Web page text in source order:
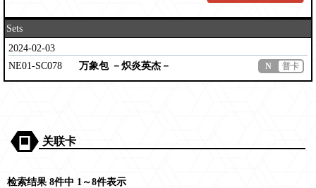
Sets
2024-02-03
NE01-SC078
万象包 －炽炎英杰－ N 普卡
关联卡
检索结果 8件中 1～8件表示